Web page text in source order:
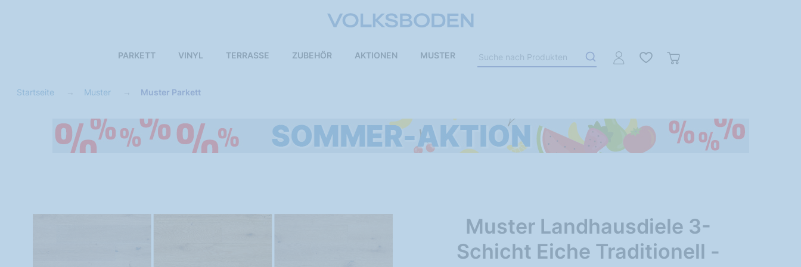
PARKETT VINYL TERRASSE ZUBEHÖR AKTIONEN MUSTER
Startseite Muster Muster Parkett
Muster Landhausdiele 3-
Schicht Eiche Traditionell -